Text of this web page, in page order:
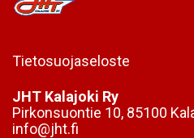
Tietosuojaseloste
JHT Kalajoki Ry
Pirkonsuontie 10, 85100
info@jht.fi